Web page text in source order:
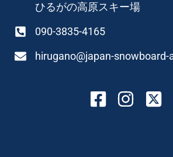
ひるがの高原スキー場
090-3835-4165
hirugano@japan-